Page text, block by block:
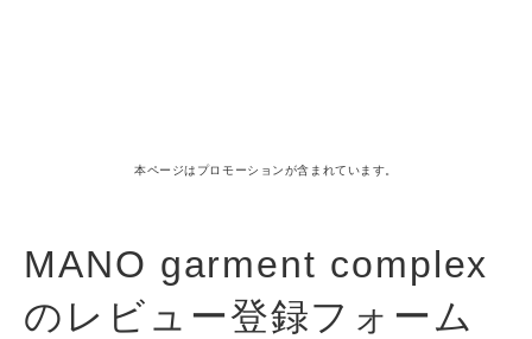
本ページはプロモーションが含まれています。
MANO garment complex
のレビュー登録フォーム